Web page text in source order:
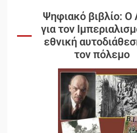
Ψηφιακό βιβλίο: Ο
για τον
εθνική
τον πόλεμο